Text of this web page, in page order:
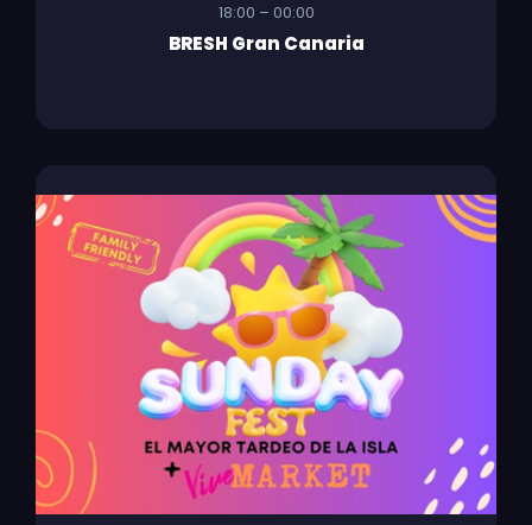
18:00 – 00:00
BRESH Gran Canaria